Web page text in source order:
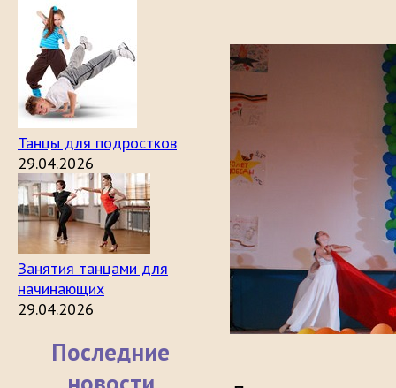
Танцы для подростков
29.04.2026
Занятия танцами для
начинающих
29.04.2026
Последние